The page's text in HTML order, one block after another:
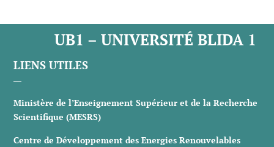
UB1 – UNIVERSITÉ BLIDA 1
LIENS UTILES
Ministère de l’Enseignement Supérieur et de la Recherche
Scientifique (MESRS)
Centre de Développement des Energies Renouvelables